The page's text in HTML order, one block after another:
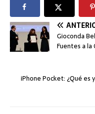
Gioconda
Fuentes a la
iPhone Pocket: ¿Qué es